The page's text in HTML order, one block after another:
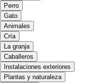
Perro
Gato
Animales
Cría
La granja
Caballeros
Instalaciones exteriores
Plantas y naturaleza